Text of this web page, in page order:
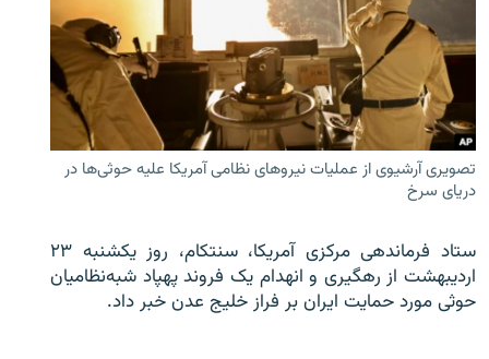
تصویری آرشیوی از عملیات نیروهای نظامی آمریکا علیه حوثی‌ها در
دریای سرخ
ستاد فرماندهی مرکزی آمریکا، سنتکام، روز یکشنبه ۲۳
اردیبهشت از رهگیری و انهدام یک فروند پهپاد شبه‌نظامیان
حوثی‌ مورد حمایت ایران بر فراز خلیج عدن خبر داد.